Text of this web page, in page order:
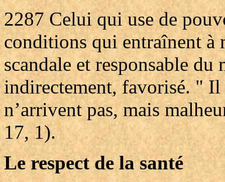
2287 Celui qui use de
conditions qui entraînent à
scandale et responsable
indirectement, favorisé. " Il
n’arrivent pas, mais
17, 1).
Le respect de la santé